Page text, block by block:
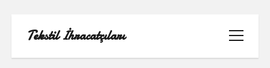
Tekstil İhracatçıları
menüyü
aç